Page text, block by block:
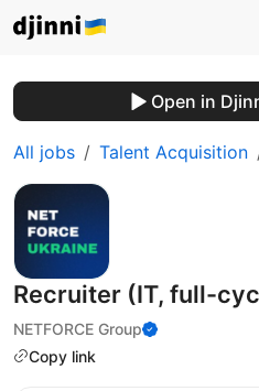
Open in
All jobs Talent Acquisition
Recruiter (IT, full-
NETFORCE Group
Copy link